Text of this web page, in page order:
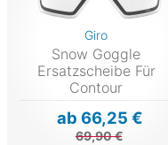
Giro
Snow Goggle
Ersatzscheibe Für
Contour
ab 66,25 €
69,90 €